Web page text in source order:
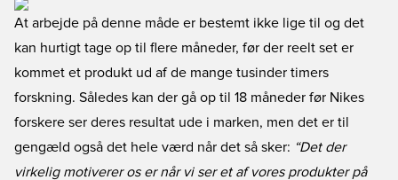
At arbejde på denne måde er bestemt ikke lige til og det
kan hurtigt tage op til flere måneder, før der reelt set er
kommet et produkt ud af de mange tusinder timers
forskning. Således kan der gå op til 18 måneder før Nikes
forskere ser deres resultat ude i marken, men det er til
gengæld også det hele værd når det så sker: “Det der
virkelig motiverer os er når vi ser et af vores produkter på